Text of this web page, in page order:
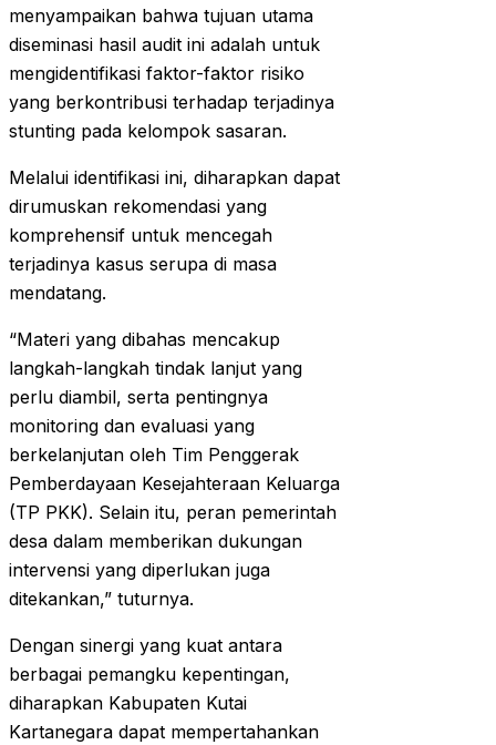
menyampaikan bahwa tujuan utama
diseminasi hasil audit ini adalah untuk
mengidentifikasi faktor-faktor risiko
yang berkontribusi terhadap terjadinya
stunting pada kelompok sasaran.
Melalui identifikasi ini, diharapkan dapat
dirumuskan rekomendasi yang
komprehensif untuk mencegah
terjadinya kasus serupa di masa
mendatang.
“Materi yang dibahas mencakup
langkah-langkah tindak lanjut yang
perlu diambil, serta pentingnya
monitoring dan evaluasi yang
berkelanjutan oleh Tim Penggerak
Pemberdayaan Kesejahteraan Keluarga
(TP PKK). Selain itu, peran pemerintah
desa dalam memberikan dukungan
intervensi yang diperlukan juga
ditekankan,” tuturnya.
Dengan sinergi yang kuat antara
berbagai pemangku kepentingan,
diharapkan Kabupaten Kutai
Kartanegara dapat mempertahankan